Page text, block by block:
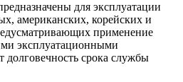
для эксплуатации
американских, корейских и
применение
эксплуатационными
срока службы